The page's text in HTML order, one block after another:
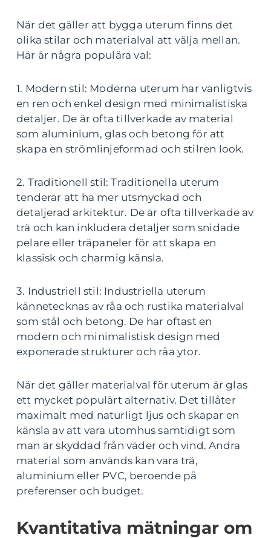
När det gäller att bygga uterum finns det
olika stilar och materialval att välja mellan.
Här är några populära val:
1. Modern stil: Moderna uterum har vanligtvis
en ren och enkel design med minimalistiska
detaljer. De är ofta tillverkade av material
som aluminium, glas och betong för att
skapa en strömlinjeformad och stilren look.
2. Traditionell stil: Traditionella uterum
tenderar att ha mer utsmyckad och
detaljerad arkitektur. De är ofta tillverkade av
trä och kan inkludera detaljer som snidade
pelare eller träpaneler för att skapa en
klassisk och charmig känsla.
3. Industriell stil: Industriella uterum
kännetecknas av råa och rustika materialval
som stål och betong. De har oftast en
modern och minimalistisk design med
exponerade strukturer och råa ytor.
När det gäller materialval för uterum är glas
ett mycket populärt alternativ. Det tillåter
maximalt med naturligt ljus och skapar en
känsla av att vara utomhus samtidigt som
man är skyddad från väder och vind. Andra
material som används kan vara trä,
aluminium eller PVC, beroende på
preferenser och budget.
Kvantitativa mätningar om